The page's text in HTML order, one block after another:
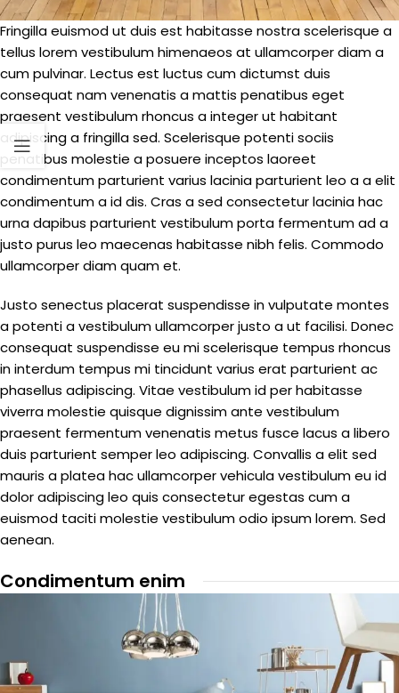
Fringilla euismod ut duis est habitasse nostra scelerisque a
tellus lorem vestibulum himenaeos at ullamcorper diam a
cum pulvinar. Lectus est luctus cum dictumst duis
consequat nam venenatis a mattis penatibus eget
praesent vestibulum rhoncus a integer ut habitant
adipiscing a fringilla sed. Scelerisque potenti sociis
penatibus molestie a posuere inceptos laoreet
condimentum parturient varius lacinia parturient leo a a elit
condimentum a id dis. Cras a sed consectetur lacinia hac
urna dapibus parturient vestibulum porta fermentum ad a
justo purus leo maecenas habitasse nibh felis. Commodo
ullamcorper diam quam et.
Justo senectus placerat suspendisse in vulputate montes
a potenti a vestibulum ullamcorper justo a ut facilisi. Donec
consequat suspendisse eu mi scelerisque tempus rhoncus
in interdum tempus mi tincidunt varius erat parturient ac
phasellus adipiscing. Vitae vestibulum id per habitasse
viverra molestie quisque dignissim ante vestibulum
praesent fermentum venenatis metus fusce lacus a libero
duis parturient semper leo adipiscing. Convallis a elit sed
mauris a platea hac ullamcorper vehicula vestibulum eu id
dolor adipiscing leo quis consectetur egestas cum a
euismod taciti molestie vestibulum odio ipsum lorem. Sed
aenean.
Condimentum enim